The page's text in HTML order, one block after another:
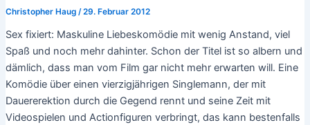
Christopher Haug /29. Februar 2012
Sex fixiert: Maskuline Liebeskomödie mit wenig Anstand, viel
Spaß und noch mehr dahinter. Schon der Titel ist so albern und
dämlich, dass man vom Film gar nicht mehr erwarten will. Eine
Komödie über einen vierzigjährigen Singlemann, der mit
Dauererektion durch die Gegend rennt und seine Zeit mit
Videospielen und Actionfiguren verbringt, das kann bestenfalls